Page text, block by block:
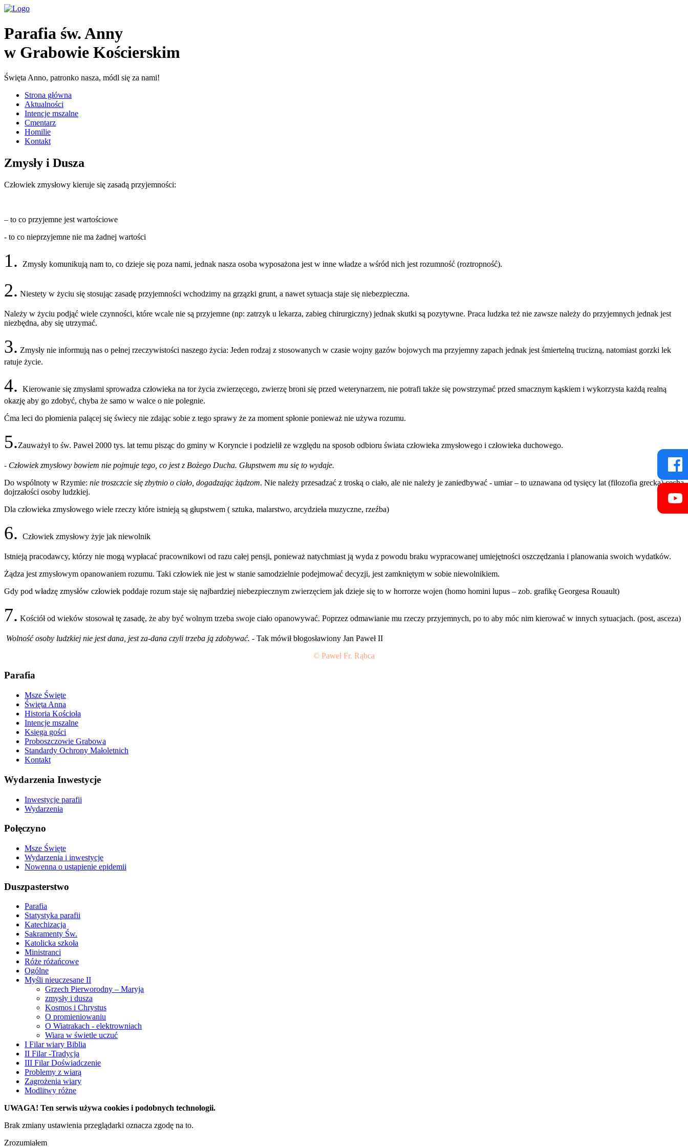
Parafia św. Anny
w Grabowie Kościerskim
Święta Anno, patronko nasza, módl się za nami!
Strona główna
Aktualności
Intencje mszalne
Cmentarz
Homilie
Kontakt
Zmysły i Dusza
Człowiek zmysłowy kieruje się zasadą przyjemności:
– to co przyjemne jest wartościowe
- to co nieprzyjemne nie ma żadnej wartości
1. Zmysły komunikują nam to, co dzieje się poza nami, jednak nasza osoba wyposażona jest w inne władze a wśród nich jest rozumność (roztropność).
2. Niestety w życiu się stosując zasadę przyjemności wchodzimy na grzązki grunt, a nawet sytuacja staje się niebezpieczna.
Należy w życiu podjąć wiele czynności, które wcale nie są przyjemne (np: zatrzyk u lekarza, zabieg chirurgiczny) jednak skutki są pozytywne. Praca ludzka też nie zawsze należy do przyjemnych jednak jest
niezbędna, aby się utrzymać.
3. Zmysły nie informują nas o pełnej rzeczywistości naszego życia: Jeden rodzaj z stosowanych w czasie wojny gazów bojowych ma przyjemny zapach jednak jest śmiertelną trucizną, natomiast gorzki lek
ratuje życie.
4.
Kierowanie się zmysłami sprowadza człowieka na tor życia zwierzęcego, zwierzę broni się przed weterynarzem, nie potrafi także się powstrzymać przed smacznym kąskiem i wykorzysta każdą realną
okazję aby go zdobyć, chyba że samo w walce o nie polegnie.
Ćma leci do płomienia palącej się świecy nie zdając sobie z tego sprawy że za moment spłonie ponieważ nie używa rozumu.
5.Zauważył to św. Paweł 2000 tys. lat temu pisząc do gminy w Koryncie i podzielił ze względu na sposob odbioru świata człowieka zmysłowego i człowieka duchowego.
- Człowiek zmysłowy bowiem nie pojmuje tego, co jest z Bożego Ducha. Głupstwem mu się to wydaje.
Do wspólnoty w Rzymie: nie troszczcie się zbytnio o ciało, dogadzając żądzom. Nie należy przesadzać z troską o ciało, ale nie należy je zaniedbywać - umiar – to uznawana od tysięcy lat (filozofia grecka) cecha
dojrzałości osoby ludzkiej.
Dla człowieka zmysłowego wiele rzeczy które istnieją są głupstwem ( sztuka, malarstwo, arcydzieła muzyczne, rzeźba)
6. Człowiek zmysłowy żyje jak niewolnik
Istnieją pracodawcy, którzy nie mogą wypłacać pracownikowi od razu całej pensji, ponieważ natychmiast ją wyda z powodu braku wypracowanej umiejętności oszczędzania i planowania swoich wydatków.
Żądza jest zmysłowym opanowaniem rozumu. Taki człowiek nie jest w stanie samodzielnie podejmować decyzji, jest zamkniętym w sobie niewolnikiem.
Gdy pod władzę zmysłów człowiek poddaje rozum staje się najbardziej niebezpiecznym zwierzęciem jak dzieje się to w horrorze wojen (homo homini lupus – zob. grafikę Georgesa Rouault)
7. Kościół od wieków stosował tę zasadę, że aby być wolnym trzeba swoje ciało opanowywać. Poprzez odmawianie mu rzeczy przyjemnych, po to aby móc nim kierować w innych sytuacjach. (post, asceza)
Wolność osoby ludzkiej nie jest dana, jest za-dana czyli trzeba ją zdobywać. - Tak mówił błogosławiony Jan Paweł II
© Paweł Fr. Rąbca
Parafia
Msze Święte
Święta Anna
Historia Kościoła
Intencje mszalne
Księga gości
Proboszczowie Grabowa
Standardy Ochrony Małoletnich
Kontakt
Wydarzenia Inwestycje
Inwestycje parafii
Wydarzenia
Połęczyno
Msze Święte
Wydarzenia i inwestycje
Nowenna o ustąpienie epidemii
Duszpasterstwo
Parafia
Statystyka parafii
Katechizacja
Sakramenty Św.
Katolicka szkoła
Ministranci
Róże różańcowe
Ogólne
Myśli nieuczesane II
Grzech Pierworodny – Maryja
zmysły i dusza
Kosmos i Chrystus
O promieniowaniu
O Wiatrakach - elektrowniach
Wiara w świetle uczuć
I Filar wiary Biblia
II Filar -Tradycja
III Filar Doświadczenie
Problemy z wiarą
Zagrożenia wiary
Modlitwy różne
UWAGA! Ten serwis używa cookies i podobnych technologii.
Brak zmiany ustawienia przeglądarki oznacza zgodę na to.
Zrozumiałem